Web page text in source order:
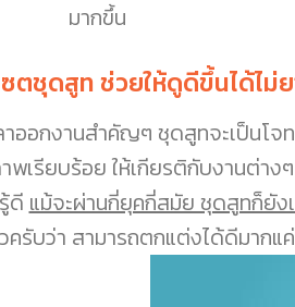
มากขึ้น
ซตชุดสูท ช่วยให้ดูดีขึ้นได้ไม่
าออกงานสำคัญๆ ชุดสูทจะเป็นโ
พเรียบร้อย ให้เกียรติกับงานต่าง
ดี แม้จะผ่านกี่ยุคกี่สมัย ชุดสูทก็ยัง
ครับว่า สามารถตกแต่งได้ดีมากแ